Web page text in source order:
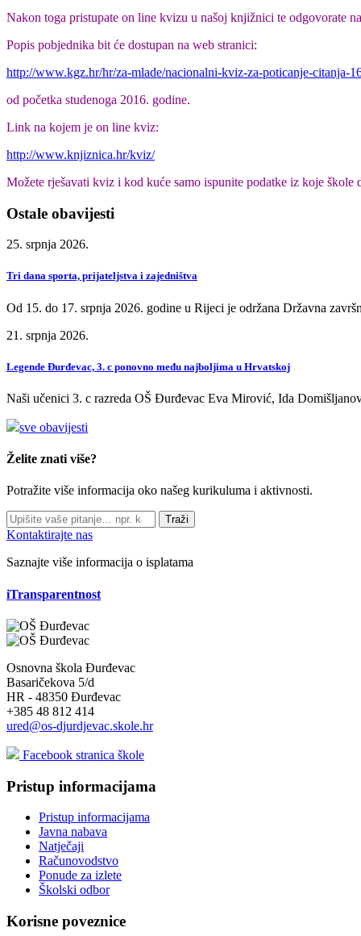
Nakon toga pristupate on line kvizu u našoj knjižnici te odgovorate
Popis pobjednika bit će dostupan na web stranici:
http://www.kgz.hr/hr/za-mlade/nacionalni-kviz-za-poticanje-citanja-
od početka studenoga 2016. godine.
Link na kojem je on line kviz:
http://www.knjiznica.hr/kviz/
Možete rješavati kviz i kod kuće samo ispunite podatke iz koje škole
Ostale obavijesti
25. srpnja 2026.
Tri dana sporta, prijateljstva i zajedništva
Od 15. do 17. srpnja 2026. godine u Rijeci je održana Državna
21. srpnja 2026.
Legende Đurđevac, 3. c ponovno među najboljima u Hrvatskoj
Naši učenici 3. c razreda OŠ Đurđevac Eva Mirović, Ida
sve obavijesti
Želite znati više?
Potražite više informacija oko našeg kurikuluma i aktivnosti.
Traži
Kontaktirajte nas
Saznajte više informacija o isplatama
iTransparentnost
Osnovna škola Đurđevac
Basaričekova 5/d
HR - 48350 Đurđevac
+385 48 812 414
ured@os-djurdjevac.skole.hr
Facebook stranica škole
Pristup informacijama
Pristup informacijama
Javna nabava
Natječaji
Računovodstvo
Ponude za izlete
Školski odbor
Korisne poveznice